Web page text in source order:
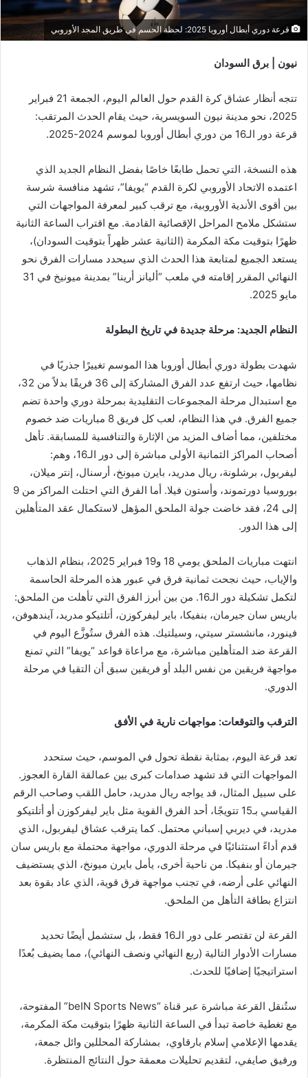
قرعة دوري أبطال أوروبا 2025: لحظة الحسم في طريق المجد الأوروبي
نيون | برق السودان
تتجه أنظار عشاق كرة القدم حول العالم اليوم، الجمعة 21 فبراير
2025، نحو مدينة نيون السويسرية، حيث يقام الحدث المرتقب:
قرعة دور الـ16 من دوري أبطال أوروبا لموسم 2024-2025.
هذه النسخة، التي تحمل طابعًا خاصًا بفضل النظام الجديد الذي
اعتمده الاتحاد الأوروبي لكرة القدم “يويفا”، تشهد منافسة شرسة
بين أقوى الأندية الأوروبية، مع ترقب كبير لمعرفة المواجهات التي
ستشكل ملامح المراحل الإقصائية القادمة. مع اقتراب الساعة الثانية
ظهرًا بتوقيت مكة المكرمة (الثانية عشر ظهراً بتوقيت السودان)،
يستعد الجميع لمتابعة هذا الحدث الذي سيحدد مسارات الفرق نحو
النهائي المقرر إقامته في ملعب “أليانز أرينا” بمدينة ميونيخ في 31
مايو 2025.
النظام الجديد: مرحلة جديدة في تاريخ البطولة
شهدت بطولة دوري أبطال أوروبا هذا الموسم تغييرًا جذريًا في
نظامها، حيث ارتفع عدد الفرق المشاركة إلى 36 فريقًا بدلاً من 32،
مع استبدال مرحلة المجموعات التقليدية بمرحلة دوري واحدة تضم
جميع الفرق. في هذا النظام، لعب كل فريق 8 مباريات ضد خصوم
مختلفين، مما أضاف المزيد من الإثارة والتنافسية للمسابقة. تأهل
أصحاب المراكز الثمانية الأولى مباشرة إلى دور الـ16، وهم:
ليفربول، برشلونة، ريال مدريد، بايرن ميونخ، أرسنال، إنتر ميلان،
بوروسيا دورتموند، وأستون فيلا. أما الفرق التي احتلت المراكز من 9
إلى 24، فقد خاضت جولة الملحق المؤهل لاستكمال عقد المتأهلين
إلى هذا الدور.
انتهت مباريات الملحق يومي 18 و19 فبراير 2025، بنظام الذهاب
والإياب، حيث نجحت ثمانية فرق في عبور هذه المرحلة الحاسمة
لتكمل تشكيلة دور الـ16. من بين أبرز الفرق التي تأهلت من الملحق:
باريس سان جيرمان، بنفيكا، باير ليفركوزن، أتلتيكو مدريد، آيندهوفن،
فينورد، مانشستر سيتي، وسيلتيك. هذه الفرق ستُوزَّع اليوم في
القرعة ضد المتأهلين مباشرة، مع مراعاة قواعد “يويفا” التي تمنع
مواجهة فريقين من نفس البلد أو فريقين سبق أن التقيا في مرحلة
الدوري.
الترقب والتوقعات: مواجهات نارية في الأفق
تعد قرعة اليوم، بمثابة نقطة تحول في الموسم، حيث ستحدد
المواجهات التي قد تشهد صدامات كبرى بين عمالقة القارة العجوز.
على سبيل المثال، قد يواجه ريال مدريد، حامل اللقب وصاحب الرقم
القياسي بـ15 تتويجًا، أحد الفرق القوية مثل باير ليفركوزن أو أتلتيكو
مدريد، في ديربي إسباني محتمل. كما يترقب عشاق ليفربول، الذي
قدم أداءً استثنائيًا في مرحلة الدوري، مواجهة محتملة مع باريس سان
جيرمان أو بنفيكا. من ناحية أخرى، يأمل بايرن ميونخ، الذي يستضيف
النهائي على أرضه، في تجنب مواجهة فرق قوية، الذي عاد بقوة بعد
انتزاع بطاقة التأهل من الملحق.
القرعة لن تقتصر على دور الـ16 فقط، بل ستشمل أيضًا تحديد
مسارات الأدوار التالية (ربع النهائي ونصف النهائي)، مما يضيف بُعدًا
استراتيجيًا إضافيًا للحدث.
ستُنقل القرعة مباشرة عبر قناة “beIN Sports News” المفتوحة،
مع تغطية خاصة تبدأ في الساعة الثانية ظهرًا بتوقيت مكة المكرمة،
يقدمها الإعلامي إسلام بارقاوي، بمشاركة المحللين وائل جمعة،
ورفيق صايفي، لتقديم تحليلات معمقة حول النتائج المنتظرة.